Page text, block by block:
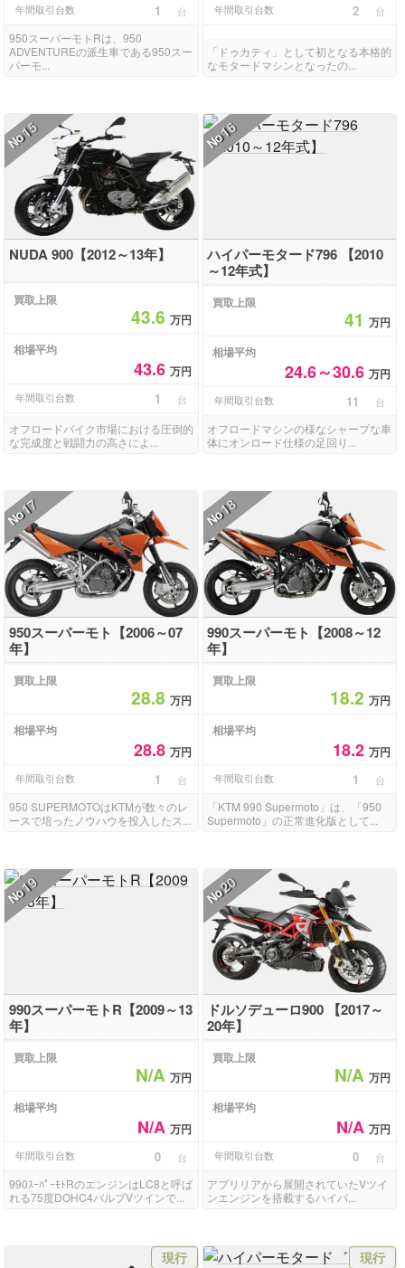
年間取引台数 1 台
950スーパーモトRは、950
ADVENTUREの派生車である950スー
パーモ...
年間取引台数 2 台
「ドゥカティ」として初となる本格的
なモタードマシンとなったの...
No
15
NUDA 900【2012～13年】
買取上限
43.6万円
相場平均
43.6万円
年間取引台数 1 台
オフロードバイク市場における圧倒的
な完成度と戦闘力の高さによ...
No
16
ハイパーモタード796 【2010
～12年式】
買取上限
41 万円
相場平均
24.6～30.6 万円
年間取引台数 11 台
オフロードマシンの様なシャープな車
体にオンロード仕様の足回り...
No
17
950スーパーモト【2006～07
年】
買取上限
28.8万円
相場平均
28.8万円
年間取引台数 1 台
950 SUPERMOTOはKTMが数々のレ
ースで培ったノウハウを投入したス...
No
18
990スーパーモト【2008～12
年】
買取上限
18.2 万円
相場平均
18.2 万円
年間取引台数 1 台
「KTM 990 Supermoto」は、「950
Supermoto」の正常進化版として...
No
19
990スーパーモトR【2009～13
年】
買取上限
N/A万円
相場平均
N/A万円
年間取引台数 0 台
990ｽｰﾊﾟｰﾓﾄRのエンジンはLC8と呼ば
れる75度DOHC4バルブVツインで...
No
20
ドルソデューロ900 【2017～
20年】
買取上限
N/A 万円
相場平均
N/A 万円
年間取引台数 0 台
アプリリアから展開されていたVツイ
ンエンジンを搭載するハイパ...
現行 現行